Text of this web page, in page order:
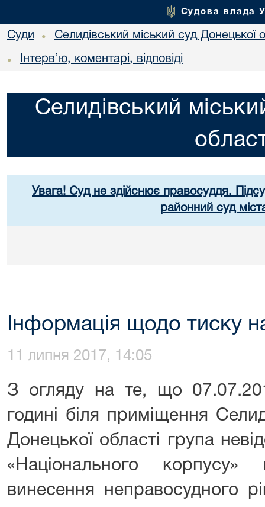
Судова влада
Суди • Селидівський міський суд Донецької
• Інтерв’ю, коментарі, відповіді
Селидівський
Увага! Суд не здійснює правосуддя.
районний суд
Інформація щодо тиску
11 липня 2017, 14:05
З огляду на те, що
годині біля приміщення
Донецької області група
«Національного корпусу»
винесення неправосудного